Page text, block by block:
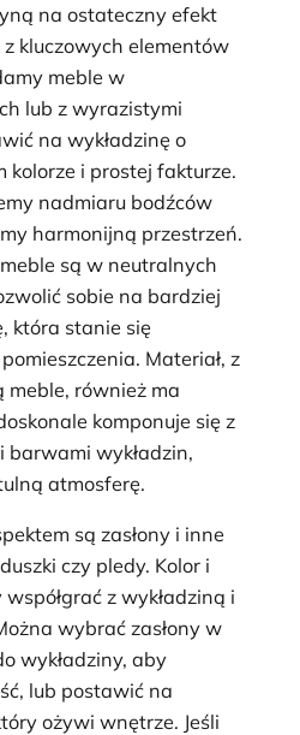
na ostateczny efekt
kluczowych elementów
meble w
lub z wyrazistymi
na wykładzinę o
kolorze i prostej fakturze.
nadmiaru bodźców
harmonijną przestrzeń.
są w neutralnych
sobie na bardziej
która stanie się
Materiał, z
meble, również ma
komponuje się z
wykładzin,
atmosferę.
są zasłony i inne
czy pledy. Kolor i
z wykładziną i
wybrać zasłony w
wykładziny, aby
lub postawić na
ożywi wnętrze. Jeśli